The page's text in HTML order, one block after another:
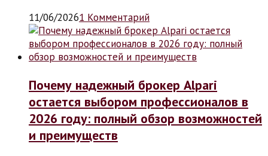
11/06/20261 Комментарий
Почему надежный брокер Alpari
остается выбором профессионалов в
2026 году: полный обзор возможностей
и преимуществ